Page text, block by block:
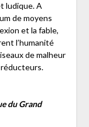
ludique. A
de moyens
et la fable,
l’humanité
de malheur
du Grand